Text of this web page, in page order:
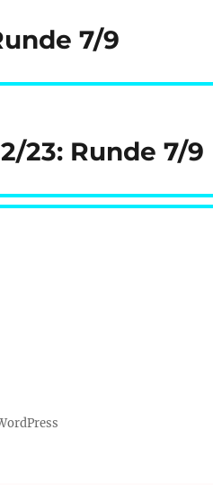
7/9
23: Runde 7/9